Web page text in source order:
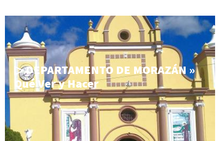
▷ DEPARTAMENTO DE MORAZÁN »
Qué Ver y Hacer